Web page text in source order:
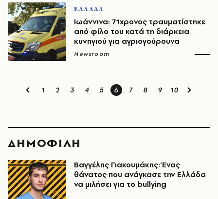
ΕΛΛΑΔΑ
Ιωάννινα: 71χρονος τραυματίστηκε
από φίλο του κατά τη διάρκεια
κυνηγιού για αγριογούρουνα
Newsroom
1 2 3 4 5 6 7 8 9 10
ΔΗΜΟΦΙΛΗ
Βαγγέλης Γιακουμάκης: Ένας
θάνατος που ανάγκασε την Ελλάδα
να μιλήσει για το bullying